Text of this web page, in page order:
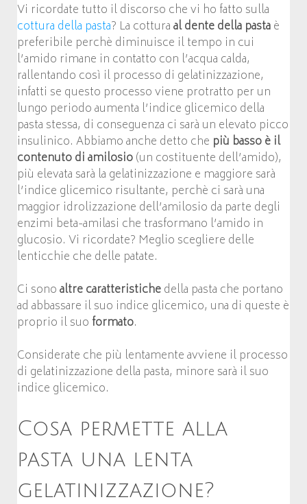
Vi ricordate tutto il discorso che vi ho fatto sulla
cottura della pasta? La cotturaal dente della pastaè
preferibile perchè diminuisce il tempo in cui
l’amido rimane in contatto con l’acqua calda,
rallentando così il processo di gelatinizzazione,
infatti se questo processo viene protratto per un
lungo periodo aumenta l’indice glicemico della
pasta stessa, di conseguenza ci sarà un elevato picco
insulinico. Abbiamo anche detto che più basso è il
contenuto di amilosio(un costituente dell’amido),
più elevata sarà la gelatinizzazione e maggiore sarà
l’indice glicemico risultante, perchè ci sarà una
maggior idrolizzazione dell’amilosio da parte degli
enzimi beta-amilasi che trasformano l’amido in
glucosio. Vi ricordate? Meglio scegliere delle
lenticchie che delle patate.
Ci sonoaltre caratteristichedella pasta che portano
ad abbassare il suo indice glicemico, una di queste è
proprio il suo formato.
Considerate che più lentamente avviene il processo
di gelatinizzazione della pasta, minore sarà il suo
indice glicemico.
Cosa permette alla
pasta una lenta
gelatinizzazione?